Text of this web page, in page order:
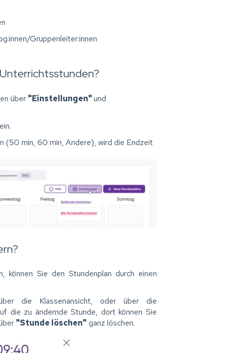
Gruppenleiter:innen
über "Einstellungen"und
(50 min, 60 min, Andere), wird die Endzeit
können Sie den Stundenplan durch einen
die Klassenansicht, oder über die
die zu ändernde Stunde, dort können Sie
"Stunde löschen" ganz löschen.